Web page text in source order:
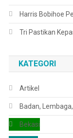
Harris Bobihoe
Tri Pastikan
KATEGORI
Artikel
Badan,
Bekasi